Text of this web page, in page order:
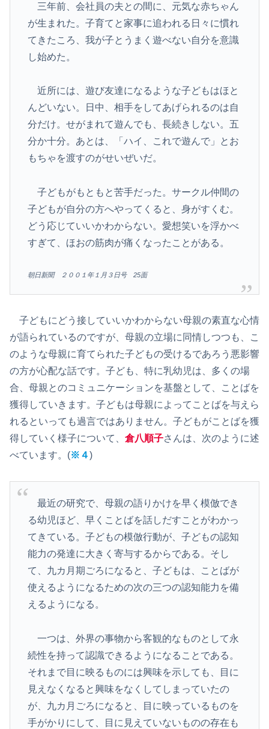
三年前、会社員の夫との間に、元気な赤ちゃん
が生まれた。子育てと家事に追われる日々に慣れ
てきたころ、我が子とうまく遊べない自分を意識
し始めた。
近所には、遊び友達になるような子どもはほと
んどいない。日中、相手をしてあげられるのは自
分だけ。せがまれて遊んでも、長続きしない。五
分か十分。あとは、「ハイ、これで遊んで」とお
もちゃを渡すのがせいぜいだ。
子どもがもともと苦手だった。サークル仲間の
子どもが自分の方へやってくると、身がすくむ。
どう応じていいかわからない。愛想笑いを浮かべ
すぎて、ほおの筋肉が痛くなったことがある。
朝日新聞 ２００１年１月３日号 25面
子どもにどう接していいかわからない母親の素直な心情
が語られているのですが、母親の立場に同情しつつも、こ
のような母親に育てられた子どもの受けるであろう悪影響
の方が心配な話です。子ども、特に乳幼児は、多くの場
合、母親とのコミュニケーションを基盤として、ことばを
獲得していきます。子どもは母親によってことばを与えら
れるといっても過言ではありません。子どもがことばを獲
得していく様子について、 倉八順子さんは、次のように述
べています。(※４)
最近の研究で、母親の語りかけを早く模倣でき
る幼児ほど、早くことばを話しだすことがわかっ
てきている。子どもの模倣行動が、子どもの認知
能力の発達に大きく寄与するからである。そし
て、九カ月期ごろになると、子どもは、ことばが
使えるようになるための次の三つの認知能力を備
えるようになる。
一つは、外界の事物から客観的なものとして永
続性を持って認識できるようになることである。
それまで目に映るものには興味を示しても、目に
見えなくなると興味をなくしてしまっていたの
が、九カ月ごろになると、目に映っているものを
手がかりにして、目に見えていないものの存在も